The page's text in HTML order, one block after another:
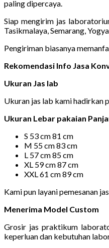
paling dipercaya.
Siap mengirim jas
Tasikmalaya, Semarang,
Pengiriman biasanya
Rekomendasi Info Jasa
Ukuran Jas lab
Ukuran jas lab kami hadirkan
Ukuran Lebar pakaian
S 53 cm 81 cm
M 55 cm 83 cm
L 57 cm 85 cm
XL 59 cm 87 cm
XXL 61 cm 89 cm
Kami pun layani pemesanan
Menerima Model Custom
Grosir jas praktikum
keperluan dan kebutuhan